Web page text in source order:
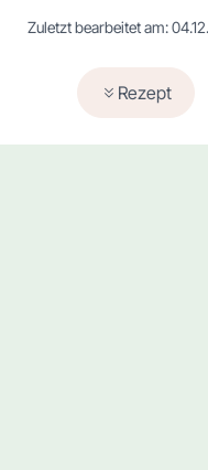
Zuletzt bearbeitet am:
Rezept